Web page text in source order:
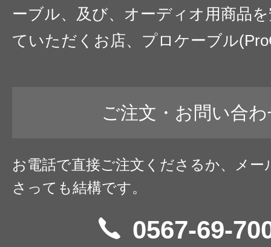
ーブル、及び、オーディオ用商品
ていただくお店、プロケーブル
ご注文・お問い合
お電話で直接ご注文くださるか、メー
さっても結構です。
0567-69-